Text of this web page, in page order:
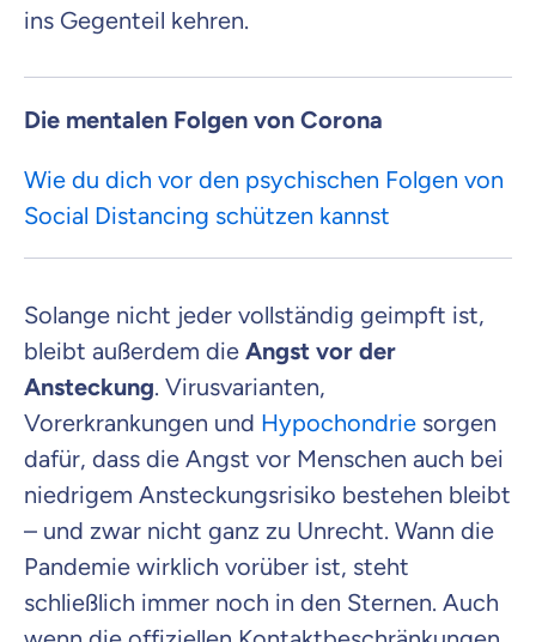
ins Gegenteil kehren.
Die mentalen Folgen von Corona
Wie du dich vor den psychischen Folgen von
Social Distancing schützen kannst
Solange nicht jeder vollständig geimpft ist,
bleibt außerdem die Angst vor der
Ansteckung. Virusvarianten,
Vorerkrankungen und Hypochondrie sorgen
dafür, dass die Angst vor Menschen auch bei
niedrigem Ansteckungsrisiko bestehen bleibt
– und zwar nicht ganz zu Unrecht. Wann die
Pandemie wirklich vorüber ist, steht
schließlich immer noch in den Sternen. Auch